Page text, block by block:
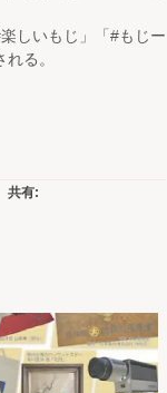
しいもじ」「#もじー
る。
共有: